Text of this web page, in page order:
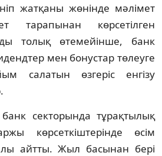
жатқаны жөнінде мәлімет
тарапынан көрсетілген
толық өтемейінше, банк
мен бонустар төлеуге
салатын өзгеріс енгізу
банк секторында тұрақтылық
көрсеткіштерінде өсім
айтты. Жыл басынан бері